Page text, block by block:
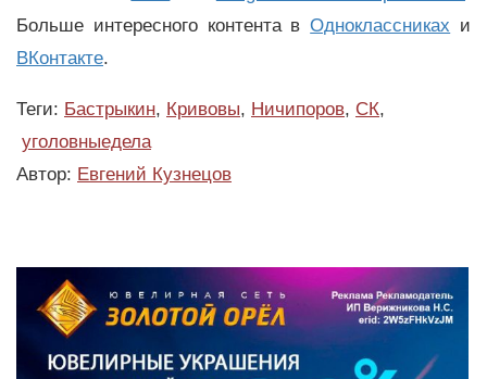
Больше интересного контента вОдноклассниках и
ВКонтакте.
Теги: Бастрыкин, Кривовы, Ничипоров, СК,
уголовныедела
Автор: Евгений Кузнецов